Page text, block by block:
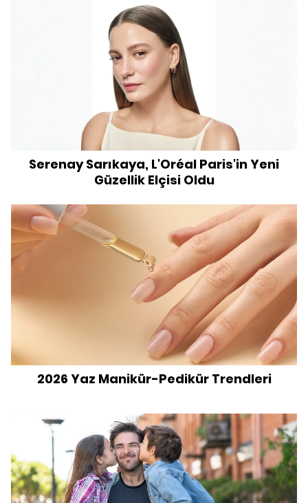
Serenay Sarıkaya, L'Oréal Paris'in Yeni
Güzellik Elçisi Oldu
2026 Yaz Manikür-Pedikür Trendleri